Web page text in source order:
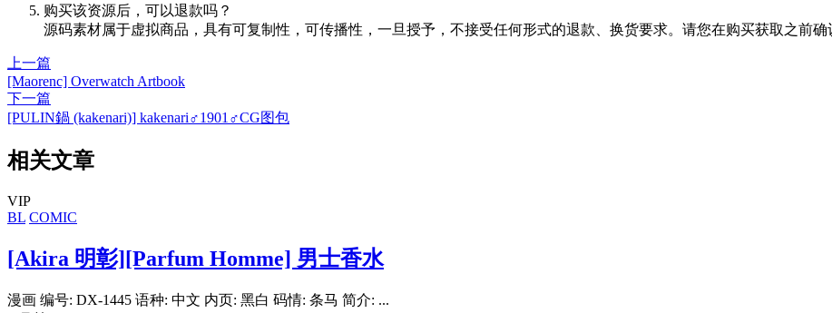
购买该资源后，可以退款吗？
源码素材属于虚拟商品，具有可复制性，可传播性，一旦授予，不接受任何形式的退款、换货要求。请您在购买获取之前
上一篇
[Maorenc] Overwatch Artbook
下一篇
[PULIN鍋 (kakenari)] kakenari♂1901♂CG图包
相关文章
VIP
BL COMIC
[Akira 明彰][Parfum Homme] 男士香水
漫画 编号: DX-1445 语种: 中文 内页: 黑白 码情: 条马 简介: ...